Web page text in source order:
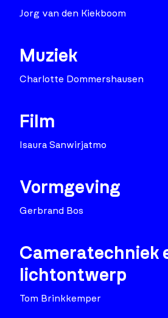
Jorg van den Kiekboom
Muziek
Charlotte Dommershausen
Film
Isaura Sanwirjatmo
Vormgeving
Gerbrand Bos
Cameratechniek
lichtontwerp
Tom Brinkkemper